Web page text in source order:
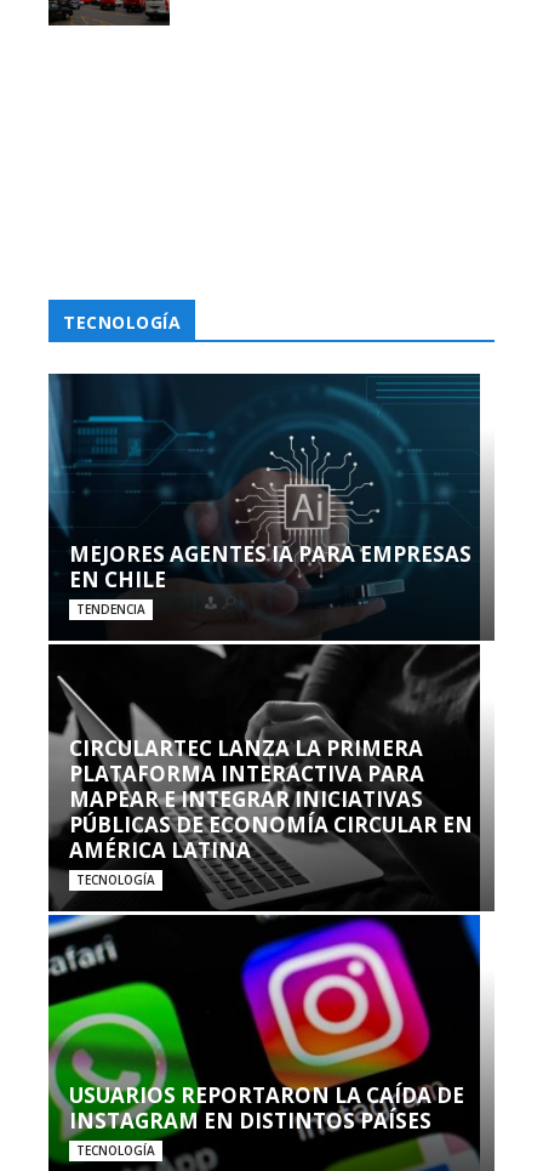
TECNOLOGÍA
MEJORES AGENTES IA PARA EMPRESAS
EN CHILE
TENDENCIA
CIRCULARTEC LANZA LA PRIMERA
PLATAFORMA INTERACTIVA PARA
MAPEAR E INTEGRAR INICIATIVAS
PÚBLICAS DE ECONOMÍA CIRCULAR EN
AMÉRICA LATINA
TECNOLOGÍA
USUARIOS REPORTARON LA CAÍDA DE
INSTAGRAM EN DISTINTOS PAÍSES
TECNOLOGÍA